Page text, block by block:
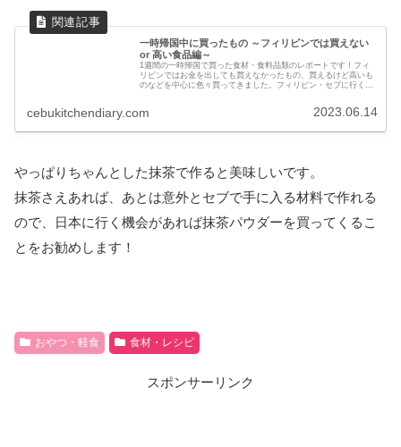
一時帰国中に買ったもの ～フィリピンでは買えない
or 高い食品編～
1週間の一時帰国で買った食材・食料品類のレポートです！フィ
リピンではお金を出しても買えなかったもの、買えるけど高いも
のなどを中心に色々買ってきました。フィリピン・セブに行く方
cebukitchendiary.com 2023.06.14
やっぱりちゃんとした抹茶で作ると美味しいです。
抹茶さえあれば、あとは意外とセブで手に入る材料で作れる
ので、日本に行く機会があれば抹茶パウダーを買ってくるこ
とをお勧めします！
おやつ・軽食 食材・レシピ
スポンサーリンク